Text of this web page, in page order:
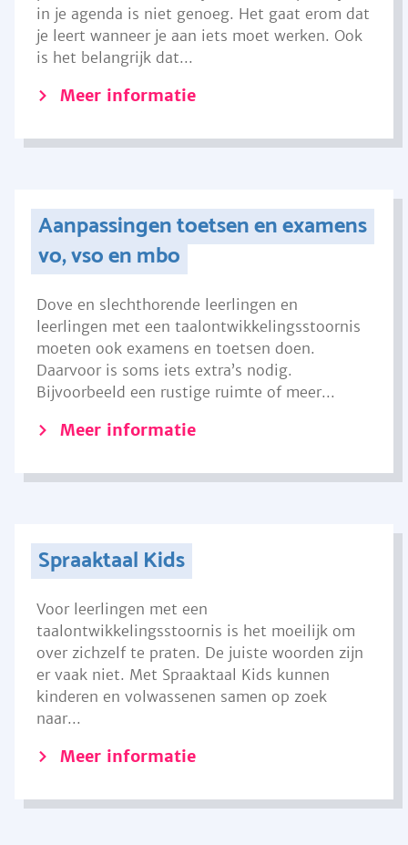
in je agenda is niet genoeg. Het gaat erom dat
je leert wanneer je aan iets moet werken. Ook
is het belangrijk dat...
Meer informatie
Aanpassingen toetsen en examens
vo, vso en mbo
Dove en slechthorende leerlingen en
leerlingen met een taalontwikkelingsstoornis
moeten ook examens en toetsen doen.
Daarvoor is soms iets extra’s nodig.
Bijvoorbeeld een rustige ruimte of meer...
Meer informatie
Spraaktaal Kids
Voor leerlingen met een
taalontwikkelingsstoornis is het moeilijk om
over zichzelf te praten. De juiste woorden zijn
er vaak niet. Met Spraaktaal Kids kunnen
kinderen en volwassenen samen op zoek
naar...
Meer informatie